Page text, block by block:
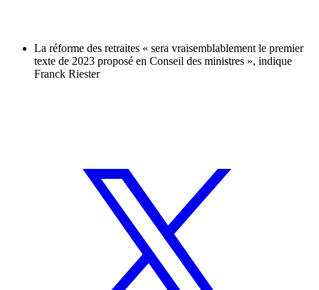
La réforme des retraites « sera vraisemblablement le premier
texte de 2023 proposé en Conseil des ministres », indique
Franck Riester